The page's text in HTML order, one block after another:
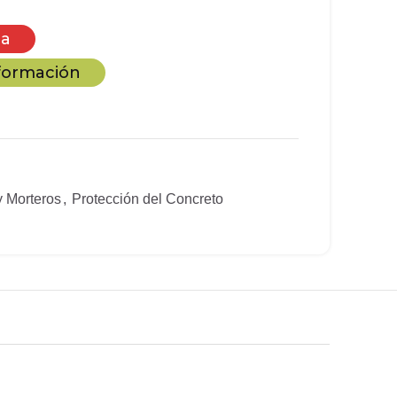
Morteros, Protección del Concreto